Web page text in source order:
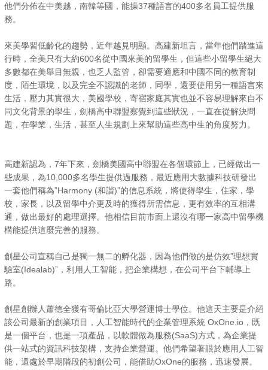
他們分佈在中美越，南韓等國，能操37種語言的400多名員工提供服
務。
來美學習低齡化的趨勢，近年越見明顯。高建新坦言，當年他們踏進這
行時，全美只有大約600名從中國來美的留學生，但這些小留學生絕大
多數都在美舉目無親，也乏人監管，卻需要適應和中國不同的教育制
度，陌生環境，以及完全不認識的老師，同學，還要使用另一種語言來
生活，壓力其實很大，美國學校，寄宿家庭其實也並不容易理解來自不
同文化背景的學生，劍橋高中聯盟察覺到這些狀況，一直在從解決問
題，在學業，生活，甚至人生規劃上來幫助這些高中生的角度努力。
高建新認為，7年下來，劍橋美國高中聯盟在各個環節上，已經做出一
些成果，為10,000多名學生提供過服務，最近應用大數據科技研發出
一套他們稱為”Harmony (和諧)”的信息系統，將使得學生，住家，學
校，家長，以及留學中介更及時的獲得所需信息，更有效率的互相溝
通，做出最好的處理選擇。他相信目前市面上還沒有哪一家高中留學機
構能提供這麼完善的服務。
創星公司宣稱自己是獨一無二的孵化器，因為他們做的是仿效”理想實
驗室(Idealab)”，利用人工智能，把企業構想，在公司平台下輔導上
路。
創星創辦人蕭德全獲有哥倫比亞大學營運博士學位。他這天主要是介紹
該公司最新的創業項目，人工智能時代的企業管理系統 OxOne.io，既
是一個平台，也是一項產品，以軟體做為服務(SaaS)方式，為企業提
供一站式的資訊科技架構，支持企業營運。他們希望著眼於應用人工智
能，還處於早期階段的初創公司，能借助OxOne的服務，迅速發展。